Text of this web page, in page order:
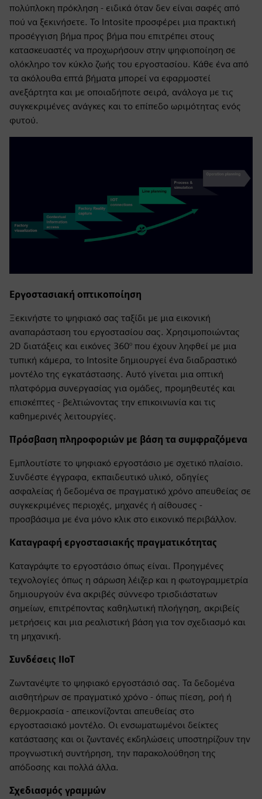
πολύπλοκη πρόκληση - ειδικά όταν δεν είναι σαφές από
πού να ξεκινήσετε. Το Intosite προσφέρει μια πρακτική
προσέγγιση βήμα προς βήμα που επιτρέπει στους
κατασκευαστές να προχωρήσουν στην ψηφιοποίηση σε
ολόκληρο τον κύκλο ζωής του εργοστασίου. Κάθε ένα από
τα ακόλουθα επτά βήματα μπορεί να εφαρμοστεί
ανεξάρτητα και με οποιαδήποτε σειρά, ανάλογα με τις
συγκεκριμένες ανάγκες και το επίπεδο ωριμότητας ενός
φυτού.
Εργοστασιακή οπτικοποίηση
Ξεκινήστε το ψηφιακό σας ταξίδι με μια εικονική
αναπαράσταση του εργοστασίου σας. Χρησιμοποιώντας
2D διατάξεις και εικόνες 360° που έχουν ληφθεί με μια
τυπική κάμερα, το Intosite δημιουργεί ένα διαδραστικό
μοντέλο της εγκατάστασης. Αυτό γίνεται μια οπτική
πλατφόρμα συνεργασίας για ομάδες, προμηθευτές και
επισκέπτες - βελτιώνοντας την επικοινωνία και τις
καθημερινές λειτουργίες.
Πρόσβαση πληροφοριών με βάση τα συμφραζόμενα
Εμπλουτίστε το ψηφιακό εργοστάσιο με σχετικό πλαίσιο.
Συνδέστε έγγραφα, εκπαιδευτικό υλικό, οδηγίες
ασφαλείας ή δεδομένα σε πραγματικό χρόνο απευθείας σε
συγκεκριμένες περιοχές, μηχανές ή αίθουσες -
προσβάσιμα με ένα μόνο κλικ στο εικονικό περιβάλλον.
Καταγραφή εργοστασιακής πραγματικότητας
Καταγράψτε το εργοστάσιο όπως είναι. Προηγμένες
τεχνολογίες όπως η σάρωση λέιζερ και η φωτογραμμετρία
δημιουργούν ένα ακριβές σύννεφο τρισδιάστατων
σημείων, επιτρέποντας καθηλωτική πλοήγηση, ακριβείς
μετρήσεις και μια ρεαλιστική βάση για τον σχεδιασμό και
τη μηχανική.
Συνδέσεις IIoT
Ζωντανέψτε το ψηφιακό εργοστάσιό σας. Τα δεδομένα
αισθητήρων σε πραγματικό χρόνο - όπως πίεση, ροή ή
θερμοκρασία - απεικονίζονται απευθείας στο
εργοστασιακό μοντέλο. Οι ενσωματωμένοι δείκτες
κατάστασης και οι ζωντανές εκδηλώσεις υποστηρίζουν την
προγνωστική συντήρηση, την παρακολούθηση της
απόδοσης και πολλά άλλα.
Σχεδιασμός γραμμών